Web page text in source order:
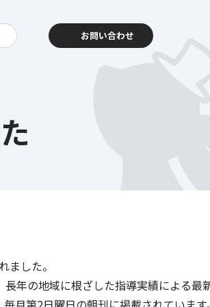
らしを支える
報告
様相談センター
お問い合わせ
した。
年の地域に根ざした指導実績による最